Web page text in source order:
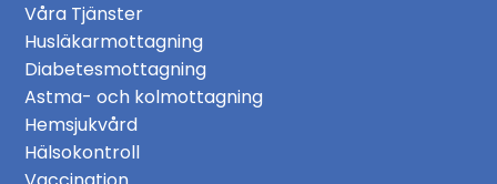
Våra Tjänster
Husläkarmottagning
Diabetesmottagning
Astma- och kolmottagning
Hemsjukvård
Hälsokontroll